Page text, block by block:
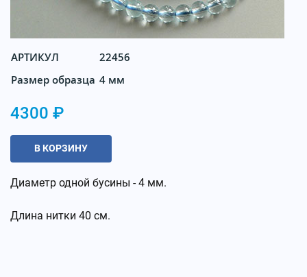
АРТИКУЛ
22456
Размер образца 4 мм
4300 ₽
В КОРЗИНУ
Диаметр одной бусины - 4 мм.
Длина нитки 40 см.